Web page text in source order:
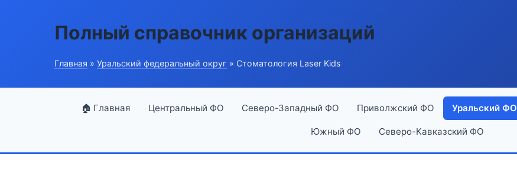
Полный справочник организаций
Главная » Уральский федеральный округ » Стоматология Laser Kids
🏠 Главная Центральный ФО Северо-Западный ФО Приволжский ФО Уральский ФО
Южный ФО Северо-Кавказский ФО